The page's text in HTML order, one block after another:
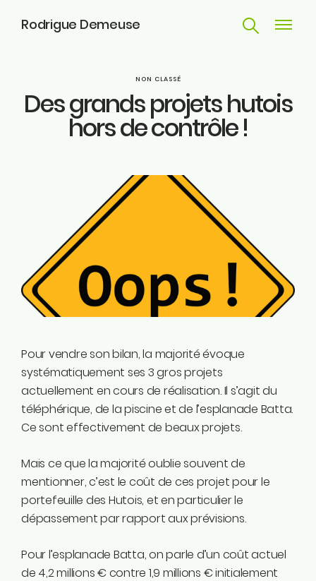
Rodrigue Demeuse
Parcours
Engagements
Contact
ME SUIVRE
Facebook
Linkedin
Tiktok
Twitter
Youtube
Ecolo.be
ME CONTACTER
Rodrigue Demeuse
12/51 Avenue de Batta
4500 Huy
Téléphone
0494/90.59.19
NON CLASSÉ
Des grands projets hutois
hors de contrôle !
Pour vendre son bilan, la majorité évoque
systématiquement ses 3 gros projets
actuellement en cours de réalisation. Il s’agit du
téléphérique, de la piscine et de l’esplanade Batta.
Ce sont effectivement de beaux projets.
Mais ce que la majorité oublie souvent de
mentionner, c’est le coût de ces projet pour le
portefeuille des Hutois, et en particulier le
dépassement par rapport aux prévisions.
Pour l’esplanade Batta, on parle d’un coût actuel
de 4,2 millions € contre 1,9 millions € initialement